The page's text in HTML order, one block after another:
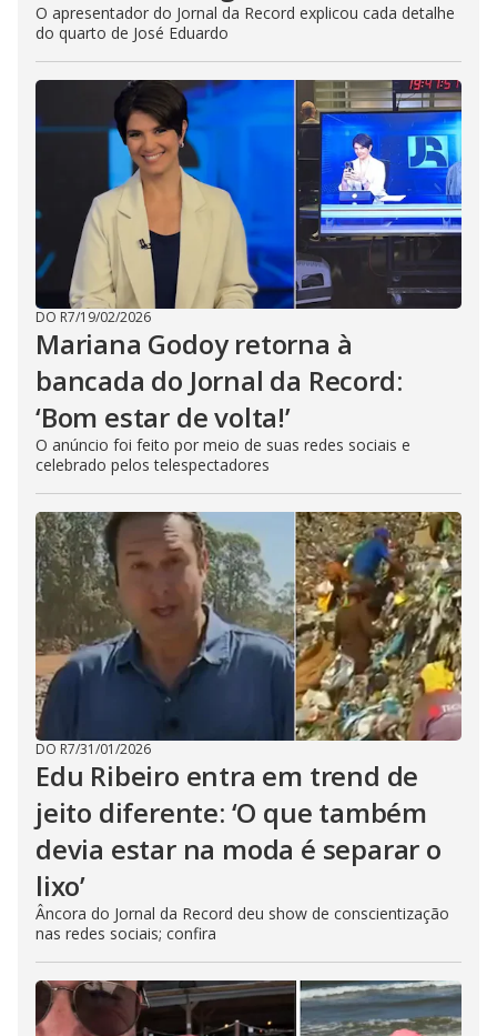
O apresentador do Jornal da Record explicou cada detalhe
do quarto de José Eduardo
DO R7/19/02/2026
Mariana Godoy retorna à
bancada do Jornal da Record:
‘Bom estar de volta!’
O anúncio foi feito por meio de suas redes sociais e
celebrado pelos telespectadores
DO R7/31/01/2026
Edu Ribeiro entra em trend de
jeito diferente: ‘O que também
devia estar na moda é separar o
lixo’
Âncora do Jornal da Record deu show de conscientização
nas redes sociais; confira